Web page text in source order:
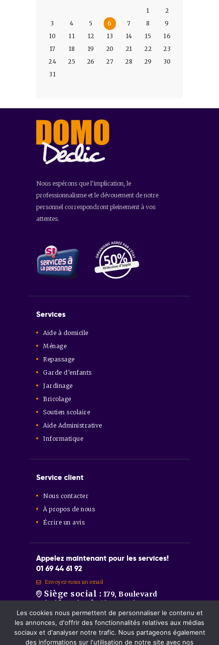
1
2
3
4 5 6 7 8
9
10
11 12 13 14 15
16
17
18 19 20 21 22
23
24
25 26 27 28 29
30
31
Nous espérons que l'implication, le
professionnalisme et le dévouement de notre
personnel correspondront pleinement à vos
attentes.
Services
Aide à domicile
Ménage
Repassage
Garde d’enfants
Jardinage
Bricolage
Soutien scolaire
Aide Administrative
Informatique
Service client
Nous contacter
À propos de nous
Écrire un avis
Appelez maintenant pour les services!
01 69 44 61 92
Envoyez-nous un email
Siège social : 179, Boulevard
Aristide Briand 91600 Savigny-sur-
Orge
Sainte-Geneviève-des-Bois :86
Route de Longpont 91700 Sainte-
Geneviève-des-Bois.
Les cookies nous permettent de personnaliser le contenu et
les annonces, d'offrir des fonctionnalités relatives aux médias
sociaux et d'analyser notre trafic. Nous partageons également
des informations sur l'utilisation de notre site avec nos